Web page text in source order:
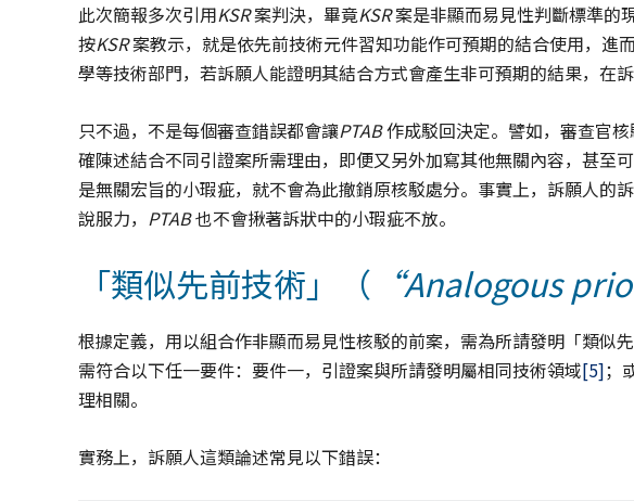
此次簡報多次引用KSR案判決，畢竟KSR案是非顯而易見性判斷標準的
按KSR案教示，就是依先前技術元件習知功能作可預期的結合使用，進
學等技術部門，若訴願人能證明其結合方式會產生非可預期的結果，在訴
只不過，不是每個審查錯誤都會讓PTAB作成駁回決定。譬如，審查官
確陳述結合不同引證案所需理由，即便又另外加寫其他無關內容，甚至
是無關宏旨的小瑕疵，就不會為此撤銷原核駁處分。事實上，訴願人的
說服力， PTAB也不會揪著訴狀中的小瑕疵不放。
「類似先前技術」（ “Analogous
根據定義，用以組合作非顯而易見性核駁的前案，需為所請發明「類似
需符合以下任一要件：要件一，引證案與所請發明屬相同技術領域[5]；
理相關。
實務上，訴願人這類論述常見以下錯誤：